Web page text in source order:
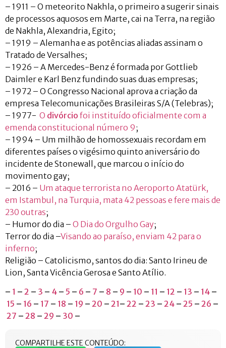
– 1911 – O meteorito Nakhla, o primeiro a sugerir sinais
de processos aquosos em Marte, cai na Terra, na região
de Nakhla, Alexandria, Egito;
– 1919 – Alemanha e as potências aliadas assinam o
Tratado de Versalhes;
– 1926 – A Mercedes-Benz é formada por Gottlieb
Daimler e Karl Benz fundindo suas duas empresas;
– 1972 – O Congresso Nacional aprova a criação da
empresa Telecomunicações Brasileiras S/A (Telebras);
– 1977- O divórcio foi instituído oficialmente com a
emenda constitucional número 9;
– 1994 – Um milhão de homossexuais recordam em
diferentes países o vigésimo quinto aniversário do
incidente de Stonewall, que marcou o início do
movimento gay;
– 2016 – Um ataque terrorista no Aeroporto Atatürk,
em Istambul, na Turquia, mata 42 pessoas e fere mais de
230 outras;
– Humor do dia – O Dia do Orgulho Gay;
Terror do dia –Visando ao paraíso, enviam 42 para o
inferno;
Religião – Catolicismo, santos do dia: Santo Irineu de
Lion, Santa Vicência Gerosa e Santo Atílio.
– 1 – 2 – 3 – 4 – 5 – 6 – 7 – 8 – 9 – 10 – 11 – 12 – 13 – 14 –
15 – 16 – 17 – 18 – 19 – 20 – 21– 22 – 23 – 24 – 25 – 26 –
27 – 28 – 29 – 30 –
COMPARTILHE ESTE CONTEÚDO: